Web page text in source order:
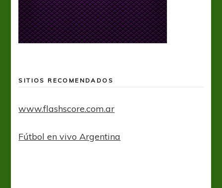
SITIOS RECOMENDADOS
www.flashscore.com.ar
Fútbol en vivo Argentina